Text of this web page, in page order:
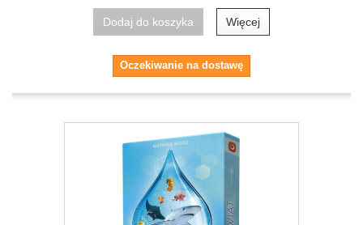
Dodaj do koszyka Więcej
Oczekiwanie na dostawę